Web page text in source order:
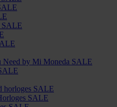
SALE
Need by Mi Moneda SALE
horloges SALE
SALE